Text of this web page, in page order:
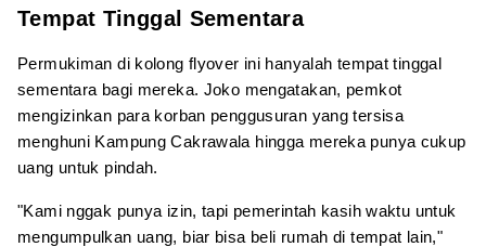
Tempat Tinggal Sementara
Permukiman di kolong flyover ini hanyalah tempat tinggal
sementara bagi mereka. Joko mengatakan, pemkot
mengizinkan para korban penggusuran yang tersisa
menghuni Kampung Cakrawala hingga mereka punya cukup
uang untuk pindah.
"Kami nggak punya izin, tapi pemerintah kasih waktu untuk
mengumpulkan uang, biar bisa beli rumah di tempat lain,"